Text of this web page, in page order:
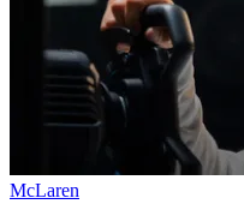
McLaren